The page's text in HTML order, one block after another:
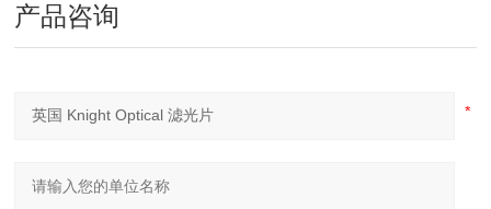
产品咨询